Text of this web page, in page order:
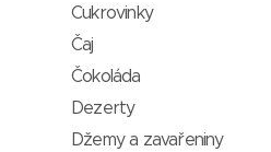
Cukrovinky
Čaj
Čokoláda
Dezerty
Džemy a zavařeniny